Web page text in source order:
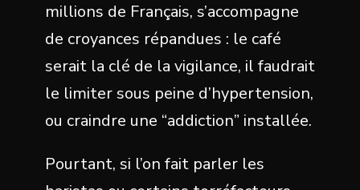
millions de Français, s’accompagne
de croyances répandues : le café
serait la clé de la vigilance, il faudrait
le limiter sous peine d’hypertension,
ou craindre une “addiction” installée.
Pourtant, si l’on fait parler les